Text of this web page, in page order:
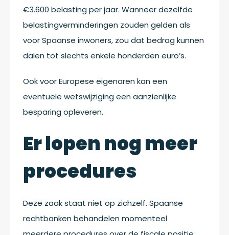
€3.600 belasting per jaar. Wanneer dezelfde
belastingverminderingen zouden gelden als
voor Spaanse inwoners, zou dat bedrag kunnen
dalen tot slechts enkele honderden euro’s.
Ook voor Europese eigenaren kan een
eventuele wetswijziging een aanzienlijke
besparing opleveren.
Er lopen nog meer
procedures
Deze zaak staat niet op zichzelf. Spaanse
rechtbanken behandelen momenteel